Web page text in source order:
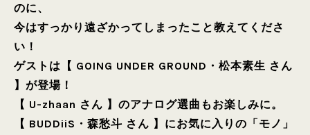
のに、
今はすっかり遠ざかってしまったこと教えてくださ
い！
ゲストは【 GOING UNDER GROUND・松本素生 さん
】が登場！
【 U-zhaan さん 】のアナログ選曲もお楽しみに。
【 BUDDiiS・森愁斗 さん 】にお気に入りの「モノ」